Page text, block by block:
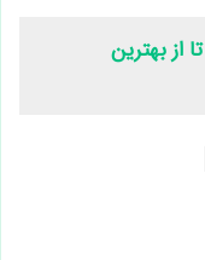
15 تا از بهترین